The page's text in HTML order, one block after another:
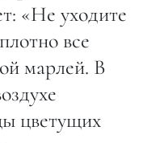
«Не уходите
все
марлей. В
цветущих